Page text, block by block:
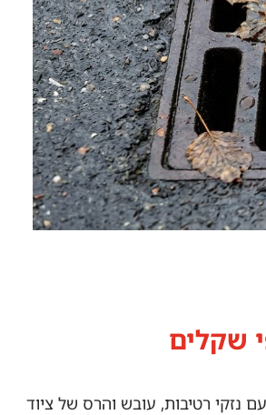
שקלים
נזקי רטיבות, עובש והרס של ציוד